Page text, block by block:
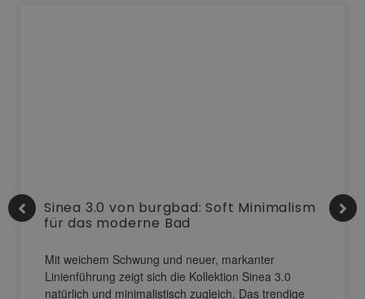
Sinea 3.0 von burgbad: Soft Minimalism
für das moderne Bad
Mit weichem Schwung und neuer, markanter
Linienführung zeigt sich die Kollektion Sinea 3.0
natürlich und minimalistisch zugleich. Das trendige